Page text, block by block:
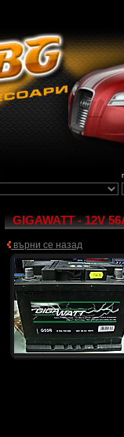
GIGAWATT - 12V
върни се назад